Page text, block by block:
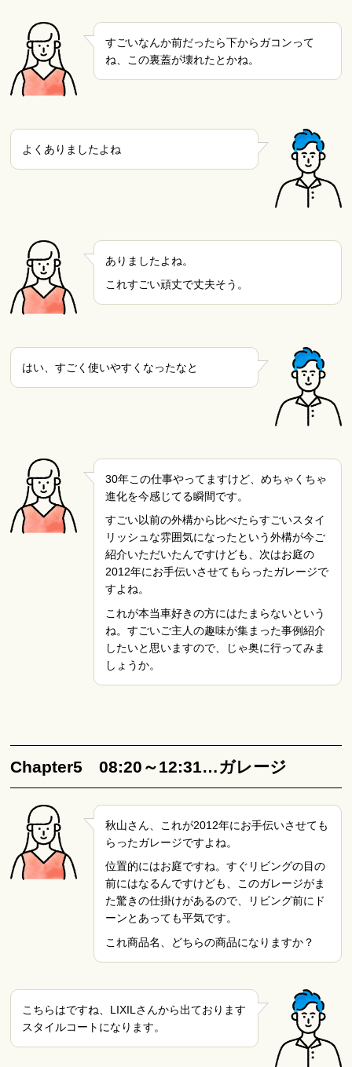
すごいなんか前だったら下からガコンって
ね、この裏蓋が壊れたとかね。
よくありましたよね
ありましたよね。
これすごい頑丈で丈夫そう。
はい、すごく使いやすくなったなと
30年この仕事やってますけど、めちゃくちゃ
進化を今感じてる瞬間です。
すごい以前の外構から比べたらすごいスタイ
リッシュな雰囲気になったという外構が今ご
紹介いただいたんですけども、次はお庭の
2012年にお手伝いさせてもらったガレージで
すよね。
これが本当車好きの方にはたまらないという
ね。すごいご主人の趣味が集まった事例紹介
したいと思いますので、じゃ奥に行ってみま
しょうか。
Chapter5 08:20～12:31…ガレージ
秋山さん、これが2012年にお手伝いさせても
らったガレージですよね。
位置的にはお庭ですね。すぐリビングの目の
前にはなるんですけども、このガレージがま
た驚きの仕掛けがあるので、リビング前にド
ーンとあっても平気です。
これ商品名、どちらの商品になりますか？
こちらはですね、LIXILさんから出ております
スタイルコートになります。